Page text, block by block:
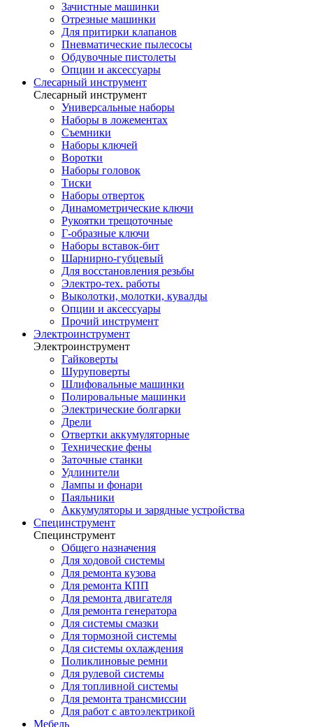
Зачистные машинки
Отрезные машинки
Для притирки клапанов
Пневматические пылесосы
Обдувочные пистолеты
Опции и аксессуары
Слесарный инструмент
Слесарный инструмент
Универсальные наборы
Наборы в ложементах
Съемники
Наборы ключей
Воротки
Наборы головок
Тиски
Наборы отверток
Динамометрические ключи
Рукоятки трещоточные
Г-образные ключи
Наборы вставок-бит
Шарнирно-губцевый
Для восстановления резьбы
Электро-тех. работы
Выколотки, молотки, кувалды
Опции и аксессуары
Прочий инструмент
Электроинструмент
Электроинструмент
Гайковерты
Шуруповерты
Шлифовальные машинки
Полировальные машинки
Электрические болгарки
Дрели
Отвертки аккумуляторные
Технические фены
Заточные станки
Удлинители
Лампы и фонари
Паяльники
Аккумуляторы и зарядные устройства
Специнструмент
Специнструмент
Общего назначения
Для ходовой системы
Для ремонта кузова
Для ремонта КПП
Для ремонта двигателя
Для ремонта генератора
Для системы смазки
Для тормозной системы
Для системы охлаждения
Поликлиновые ремни
Для рулевой системы
Для топливной системы
Для ремонта трансмиссии
Для работ с автоэлектрикой
Мебель